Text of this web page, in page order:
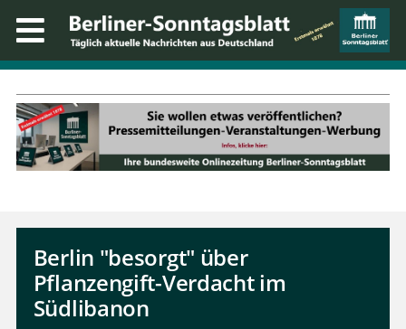
Berlin "besorgt" über
Pflanzengift-Verdacht im
Südlibanon